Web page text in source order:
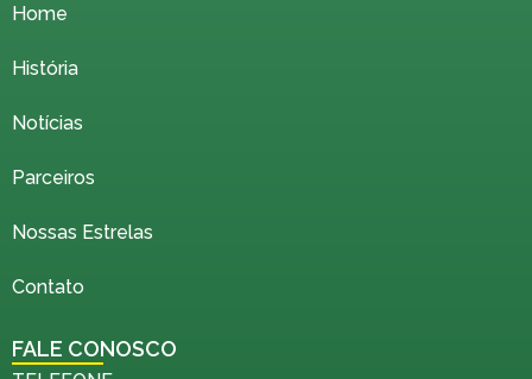
Home
História
Notícias
Parceiros
Nossas Estrelas
Contato
FALE CONOSCO